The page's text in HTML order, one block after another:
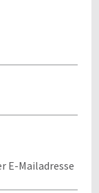
E-Mailadresse